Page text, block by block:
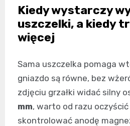
Kiedy wystarczy
uszczelki, a kiedy
więcej
Sama uszczelka pomaga
gniazdo są równe, bez
zdjęciu grzałki widać silny
mm, warto od razu
skontrolować anodę